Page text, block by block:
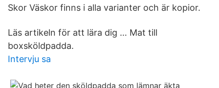
Skor Väskor finns i alla varianter och är kopior.
Läs artikeln för att lära dig … Mat till
boxsköldpadda.
Intervju sa